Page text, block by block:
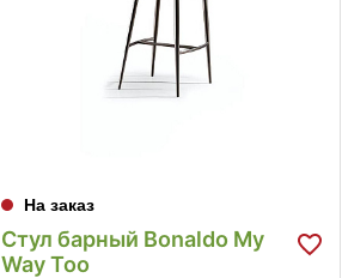
На заказ
Стул барный Bonaldo My
Way Too